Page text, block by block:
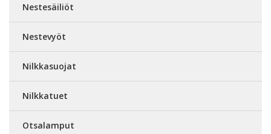
Nestesäiliöt
Nestevyöt
Nilkkasuojat
Nilkkatuet
Otsalamput